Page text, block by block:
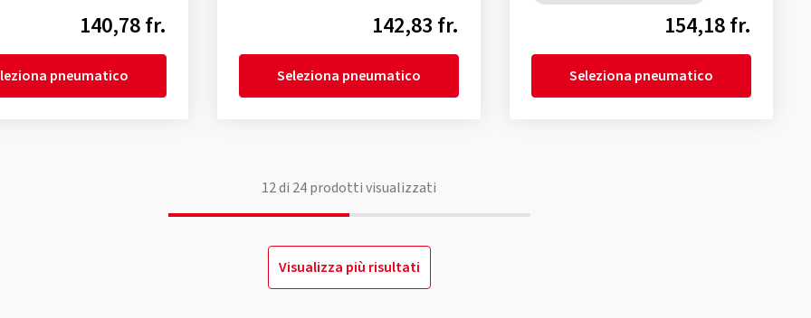
140,78 fr.
pneumatico
142,83 fr.
Seleziona pneumatico
154,18 fr.
Seleziona pneumatico
12di 24prodotti visualizzati
Visualizza più risultati